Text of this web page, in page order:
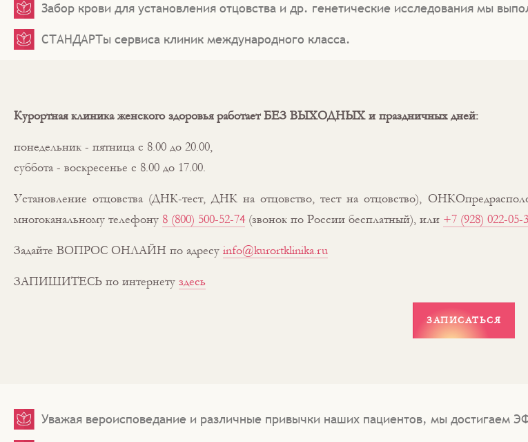
Забор крови для установления отцовства и др. генетические исследования мы
СТАНДАРТы сервиса клиник международного класса.
Курортная клиника женского здоровья работает БЕЗ ВЫХОДНЫХ и праздничных дней:
понедельник - пятница с 8.00 до 20.00,
суббота - воскресенье с 8.00 до 17.00.
Установление отцовства (ДНК-тест, ДНК на отцовство, тест на отцовство),
многоканальному телефону 8 (800) 500-52-74(звонок по России бесплатный), или +7 (928) 022-05-
Задайте ВОПРОС ОНЛАЙН по адресу info@kurortklinika.ru
ЗАПИШИТЕСЬ по интернету здесь
ЗАПИСАТЬСЯ
Уважая вероисповедание и различные привычки наших пациентов, мы достигаем